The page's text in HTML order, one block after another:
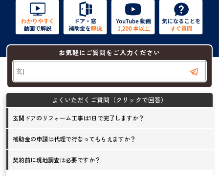
お気軽にご質問をご入力ください
玄関ドアのリフォーム工事は1日で完了しますか？
補助金の申請は代理で行なってもらえますか？
契約前に現地調査は必要ですか？